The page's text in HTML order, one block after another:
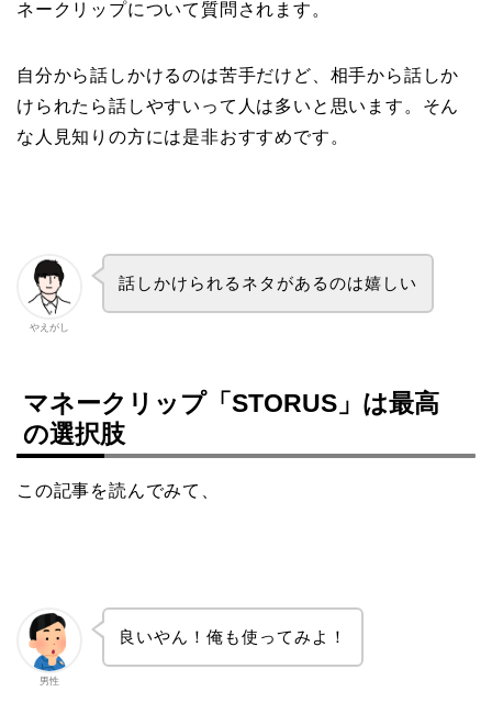
ネークリップについて質問されます。
自分から話しかけるのは苦手だけど、相手から話しか
けられたら話しやすいって人は多いと思います。そん
な人見知りの方には是非おすすめです。
やえがし
話しかけられるネタがあるのは嬉しい
マネークリップ「STORUS」は最高
の選択肢
この記事を読んでみて、
男性
良いやん！俺も使ってみよ！